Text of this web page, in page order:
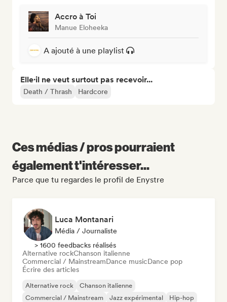
Accro à Toi
Manue Eloheeka
A ajouté à une playlist
Elle·il ne veut surtout pas recevoir...
Death / Thrash Hardcore
Ces médias / pros pourraient
également t'intéresser...
Parce que tu regardes le profil de Enystre
Luca Montanari
Média / Journaliste
> 1600 feedbacks réalisés
Alternative rockChanson italienne
Commercial / MainstreamDance musicDance pop
Écrire des articles
Alternative rock
Chanson italienne
Commercial / Mainstream
Jazz expérimental
Hip-hop